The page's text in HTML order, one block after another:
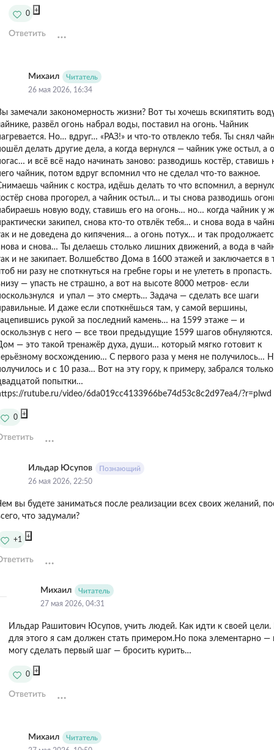
0 +
Ответить
Михаил
Читатель
26 мая 2026, 16:34
замечали закономерность жизни?ㅤㅤㅤㅤㅤㅤㅤㅤㅤㅤㅤㅤㅤㅤㅤㅤㅤㅤㅤㅤ Вот ты хочешь вскипятить
развёл огонь набрал воды, поставил на огонь. Чайник
Но… вдруг… «РАЗ!» и что-то отвлекло тебя. Ты снял
делать другие дела, а когда вернулся — чайник уже остыл, а
и всё всё надо начинать заново: разводишь костёр, ставишь
чайник, потом вдруг вспомнил что не сделал что-то важное.
чайник с костра, идёшь делать то что вспомнил, а
снова прогорел, а чайник остыл… и ты снова разводишь
новую воду, ставишь его на огонь… но… когда чайник у
закипел, снова кто-то отвлёк тебя… и снова вода в
и не доведена до кипячения… а огонь потух… и так
и снова… Ты делаешь столько лишних движений, а вода в
и не закипает. ㅤㅤㅤㅤㅤㅤㅤㅤㅤㅤㅤㅤㅤㅤㅤㅤㅤㅤㅤㅤВолшебство Дома в 1600 этажей и заключается
ни разу не споткнуться на гребне горы и не улететь в
— упасть не страшно, а вот на высоте 8000 метров- если
и упал — это смерть… Задача — сделать все шаги
И даже если споткнёшься там, у самой вершины,
рукой за последний камень… на 1599 этаже — и
с него — все твои предыдущие 1599 шагов обнуляются. ㅤㅤㅤㅤㅤㅤㅤㅤㅤㅤㅤㅤㅤㅤㅤㅤㅤㅤㅤㅤㅤㅤㅤ
— это такой тренажёр духа, души… который мягко готовит к
восхождению… С первого раза у меня не получилось…
и с 10 раза… Вот на эту гору, к примеру, забрался
попытки… ㅤㅤㅤㅤㅤㅤㅤㅤㅤㅤㅤㅤㅤㅤㅤㅤㅤㅤㅤㅤㅤㅤㅤㅤㅤㅤㅤㅤㅤㅤㅤㅤㅤㅤㅤㅤㅤㅤㅤㅤㅤㅤㅤㅤㅤㅤㅤㅤㅤㅤㅤㅤㅤㅤㅤㅤㅤㅤ
rutube.ru/video/6da019cc4133966be74d53c8c2d97ea4/?r=plwd
0 +
Ильдар Юсупов
Познающий
26 мая 2026, 22:50
вы будете заниматься после реализации всех своих желаний,
что задумали?
+1 +
Михаил
Читатель
27 мая 2026, 04:31
ㅤИльдар Рашитович Юсупов, учить людей. Как идти к своей
для этого я сам должен стать примером.ㅤㅤㅤㅤㅤㅤㅤㅤㅤㅤㅤㅤㅤㅤㅤНо пока элементарно
могу сделать первый шаг — бросить курить…
0 +
Ответить
Михаил
Читатель